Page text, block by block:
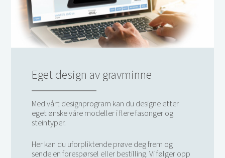
Eget design av gravminne
Med vårt designprogram kan du designe etter
eget ønske våre modeller i flere fasonger og
steintyper.
Her kan du uforpliktende prøve deg frem og
sende en forespørsel eller bestilling. Vi følger opp